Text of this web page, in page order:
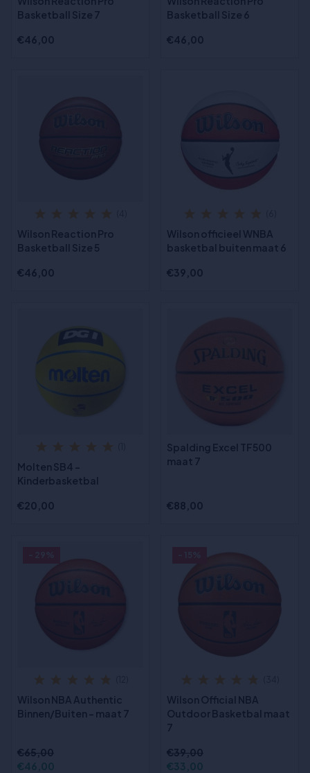
Basketball Size 7
€46,00
Basketball Size 6
€46,00
Wilson Reaction Pro
Basketball Size 5
€46,00
Wilson officieel WNBA
basketbal buiten maat 6
€39,00
Molten SB4 -
Kinderbasketbal
€20,00
Spalding Excel TF500
maat 7
€88,00
Wilson NBA Authentic
Binnen/Buiten - maat 7
€65,00
€46,00
Wilson Official NBA
Outdoor Basketbal maat
7
€39,00
€33,00